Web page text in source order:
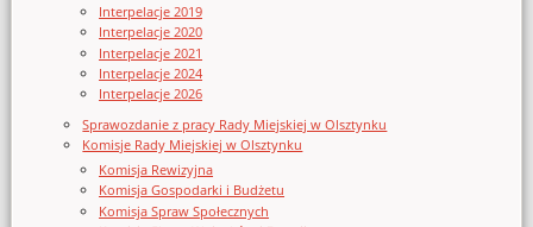
Interpelacje 2019
Interpelacje 2020
Interpelacje 2021
Interpelacje 2024
Interpelacje 2026
Sprawozdanie z pracy Rady Miejskiej w Olsztynku
Komisje Rady Miejskiej w Olsztynku
Komisja Rewizyjna
Komisja Gospodarki i Budżetu
Komisja Spraw Społecznych